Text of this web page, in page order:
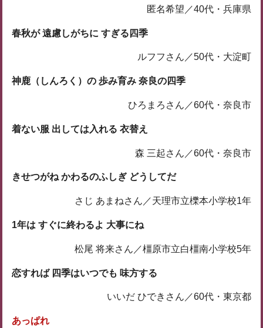
匿名希望／40代・兵庫県
春秋が 遠慮しがちに すぎる四季
ルフフさん／50代・大淀町
神鹿（しんろく）の 歩み育み 奈良の四季
ひろまろさん／60代・奈良市
着ない服 出しては入れる 衣替え
森 三起さん／60代・奈良市
きせつがね かわるのふしぎ どうしてだ
さじ あまねさん／天理市立櫟本小学校1年
1年は すぐに終わるよ 大事にね
松尾 将来さん／橿原市立白橿南小学校5年
恋すれば 四季はいつでも 味方する
いいだ ひできさん／60代・東京都
あっぱれ